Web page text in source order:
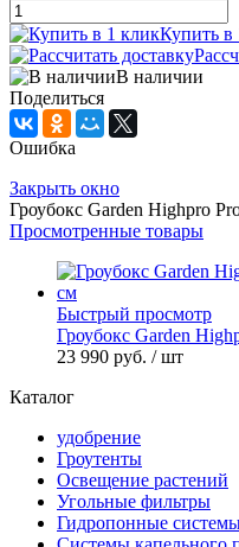
Купить в
В наличии
Поделиться
Ошибка
Закрыть окно
Гроубокс Garden Highpro
Просмотренные товары
Быстрый просмотр
Гроубокс Garden
23 990 руб. / шт
Каталог
удобрение
Гроутенты
Освещение растений
Угольные фильтры
Гидропонные